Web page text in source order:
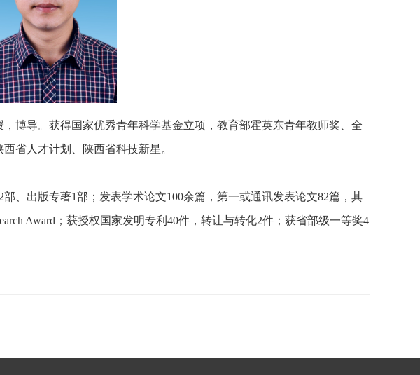
导。获得国家优秀青年科学基金立项，教育部霍英东青年教师奖、全
省人才计划、陕西省科技新星。
出版专著1部；发表学术论文100余篇，第一或通讯发表论文82篇，其
Award；获授权国家发明专利40件，转让与转化2件；获省部级一等奖4